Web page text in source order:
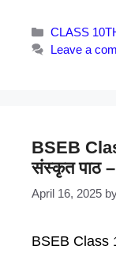
Categories
CLASS
Leave a
BSEB
संस्कृत पाठ –
April 16, 2025
BSEB Class